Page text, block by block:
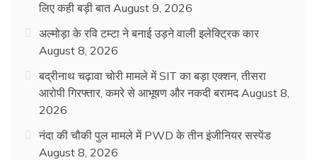
लिए कही बड़ी बात August 9, 2026
अल्मोड़ा के रवि टम्टा ने बनाई उड़ने वाली इलेक्ट्रिक कार
August 8, 2026
बद्रीनाथ चढ़ावा चोरी मामले में SIT का बड़ा एक्शन, तीसरा
आरोपी गिरफ्तार, कमरे से आभूषण और नकदी बरामद August 8,
2026
नंदा की चौकी पुल मामले में PWD के तीन इंजीनियर सस्पेंड
August 8, 2026